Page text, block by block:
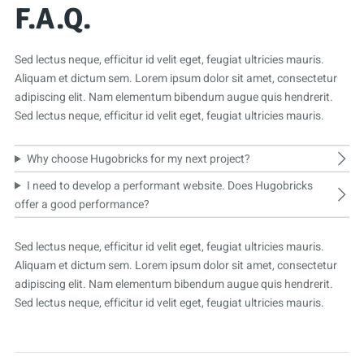
F.A.Q.
Sed lectus neque, efficitur id velit eget, feugiat ultricies mauris.
Aliquam et dictum sem. Lorem ipsum dolor sit amet, consectetur
adipiscing elit. Nam elementum bibendum augue quis hendrerit.
Sed lectus neque, efficitur id velit eget, feugiat ultricies mauris.
Why choose Hugobricks for my next project?
I need to develop a performant website. Does Hugobricks
offer a good performance?
Sed lectus neque, efficitur id velit eget, feugiat ultricies mauris.
Aliquam et dictum sem. Lorem ipsum dolor sit amet, consectetur
adipiscing elit. Nam elementum bibendum augue quis hendrerit.
Sed lectus neque, efficitur id velit eget, feugiat ultricies mauris.